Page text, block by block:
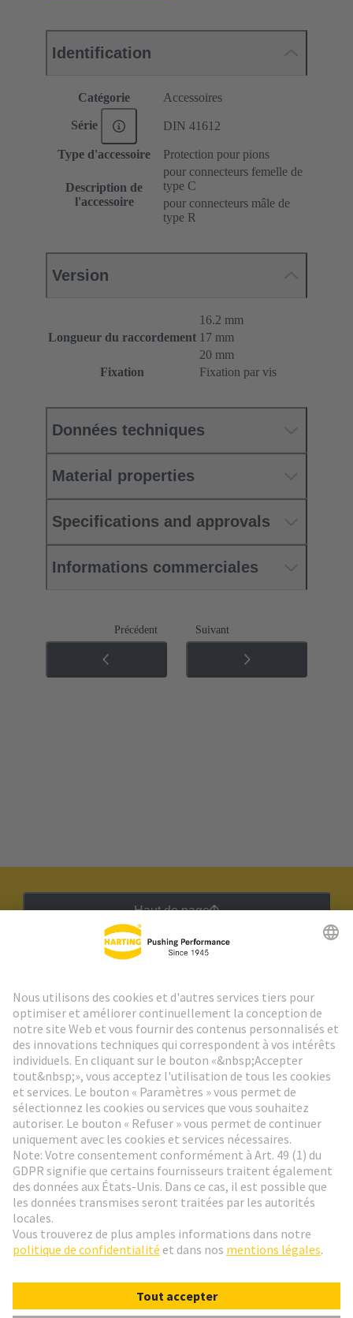
Identification
Catégorie Accessoires
Série DIN 41612
Type d'accessoire Protection pour pions
Description de
l'accessoire
pour connecteurs femelle de
type C
pour connecteurs mâle de
type R
Version
Longueur du raccordement
16.2 mm
17 mm
20 mm
Fixation
Fixation par vis
Données techniques
Material properties
Specifications and approvals
Informations commerciales
Précédent Suivant
Haut de page
Aller à l'inscription
Social Media
France Français
© HARTING Technology Group